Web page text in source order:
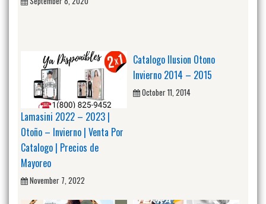
Lamasini 2022 – 2023 |
Otoño – Invierno | Venta Por
Catalogo | Precios de
Mayoreo
November 7, 2022
Catalogo Ilusion Otono
Invierno 2014 – 2015
October 11, 2014